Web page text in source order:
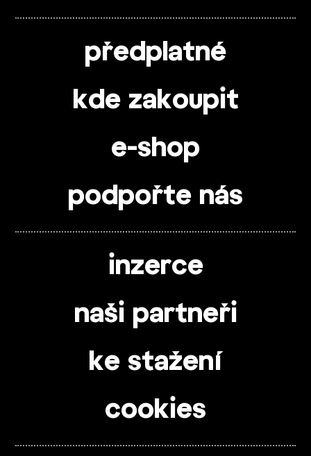
předplatné
kde zakoupit
e-shop
podpořte nás
inzerce
naši partneři
ke stažení
cookies